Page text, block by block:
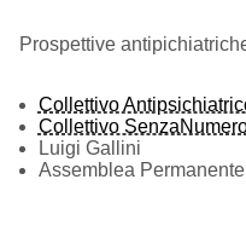
Prospettive
Collettivo
Collettivo
Luigi Gallini
Assemblea